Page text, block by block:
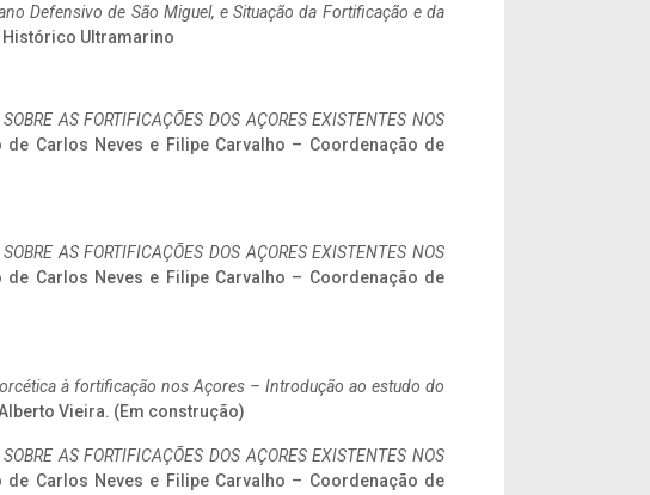
Defensivo de São Miguel, e Situação da Fortificação e da
Histórico Ultramarino
AS FORTIFICAÇÕES DOS AÇORES EXISTENTES NOS
de Carlos Neves e Filipe Carvalho – Coordenação de
AS FORTIFICAÇÕES DOS AÇORES EXISTENTES NOS
de Carlos Neves e Filipe Carvalho – Coordenação de
à fortificação nos Açores – Introdução ao estudo do
Vieira. (Em construção)
AS FORTIFICAÇÕES DOS AÇORES EXISTENTES NOS
de Carlos Neves e Filipe Carvalho – Coordenação de